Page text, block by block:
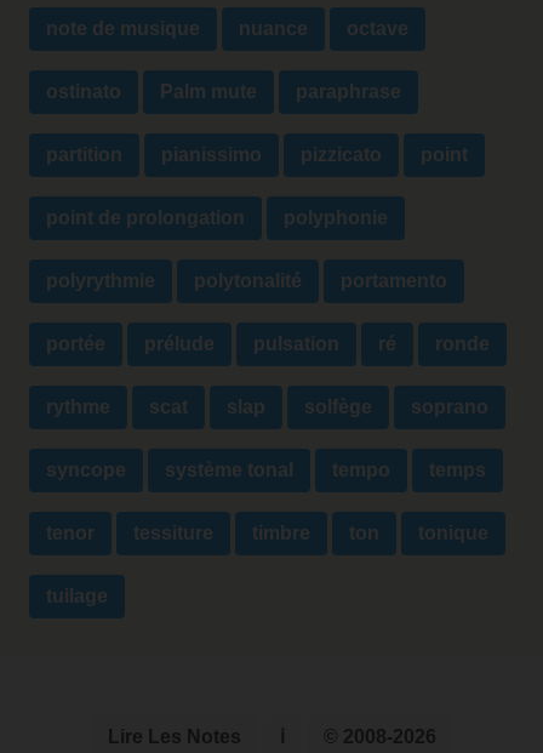
note de musique nuance octave
ostinato Palm mute paraphrase
partition pianissimo pizzicato point
point de prolongation polyphonie
polyrythmie polytonalité portamento
portée prélude pulsation ré ronde
rythme scat slap solfège soprano
syncope système tonal tempo temps
tenor tessiture timbre ton tonique
tuilage
Lire Les Notes © 2008-2026